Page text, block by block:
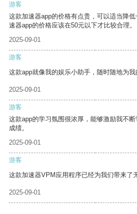
游客
这款加速器app的价格有点贵，可以适当降
速器app的价格应该在50元以下才比较合理。
2025-09-01
游客
这款app就像我的娱乐小助手，随时随地为我
2025-09-01
游客
这款app的学习氛围很浓厚，能够激励我不
成绩。
2025-09-01
游客
这款加速器VPM应用程序已经为我们带来了
2025-09-01